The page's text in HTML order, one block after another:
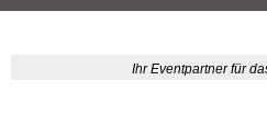
Ihr Eventpartner für